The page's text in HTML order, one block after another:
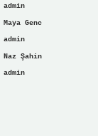
admin
Maya Genc
admin
Naz Şahin
admin